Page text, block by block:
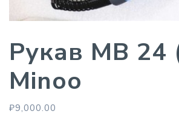
Рукав MB 24
Minoo
₽9,000.00